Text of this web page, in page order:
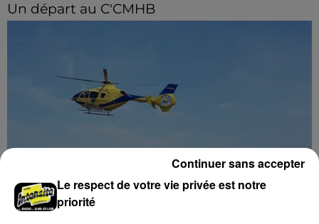
Un départ au C'CMHB
Le club chartrain a officialisé, vendredi 7 août, le
Quatre blessés dont un grave dans un
Le respect de votre vie privée est notre
priorité
Continuer sans accepter